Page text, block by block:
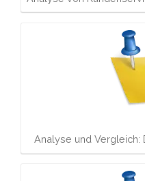
Analyse und Vergleich: